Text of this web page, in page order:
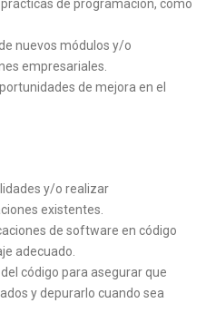
de programación, como
nuevos módulos y/o
empresariales.
de mejora en el
y/o realizar
existentes.
de software en código
adecuado.
código para asegurar que
y depurarlo cuando sea